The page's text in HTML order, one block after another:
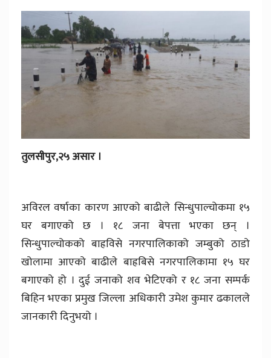
तुलसीपुर,२५ असार ।
अविरल वर्षाका कारण आएको बाढीले सिन्धुपाल्चोकमा १५
घर बगाएको छ । १८ जना बेपत्ता भएका छन् ।
सिन्धुपाल्चोकको बाह्रविसे नगरपालिकाको जम्बुको ठाडो
खोलामा आएको बाढीले बाह्रबिसे नगरपालिकामा १५ घर
बगाएको हो । दुई जनाको शव भेटिएको र १८ जना सम्पर्क
बिहिन भएका प्रमुख जिल्ला अधिकारी उमेश कुमार ढकालले
जानकारी दिनुभयो ।